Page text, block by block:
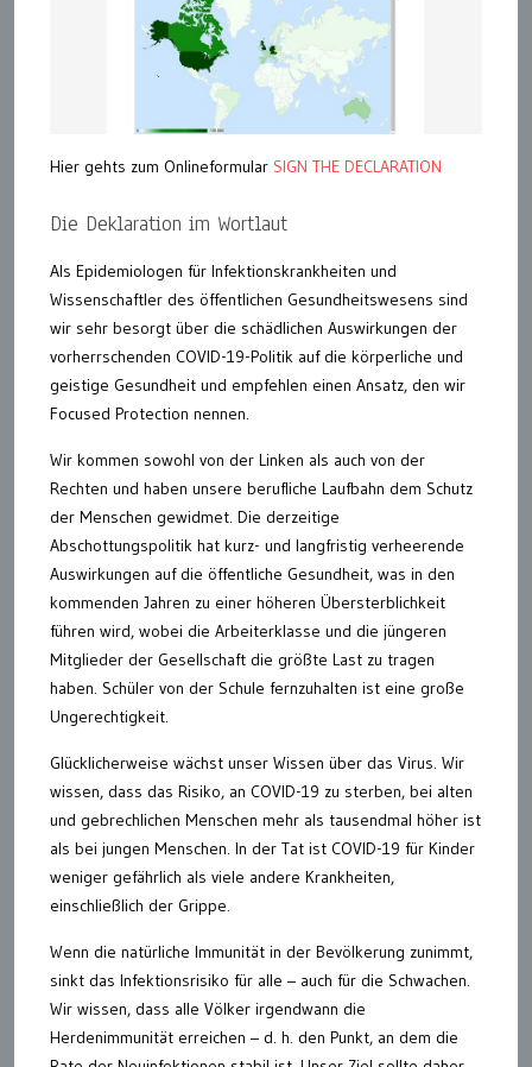
Hier gehts zum Onlineformular SIGN THE DECLARATION
Die Deklaration im Wortlaut
Als Epidemiologen für Infektionskrankheiten und
Wissenschaftler des öffentlichen Gesundheitswesens sind
wir sehr besorgt über die schädlichen Auswirkungen der
vorherrschenden COVID-19-Politik auf die körperliche und
geistige Gesundheit und empfehlen einen Ansatz, den wir
Focused Protection nennen.
Wir kommen sowohl von der Linken als auch von der
Rechten und haben unsere berufliche Laufbahn dem Schutz
der Menschen gewidmet. Die derzeitige
Abschottungspolitik hat kurz- und langfristig verheerende
Auswirkungen auf die öffentliche Gesundheit, was in den
kommenden Jahren zu einer höheren Übersterblichkeit
führen wird, wobei die Arbeiterklasse und die jüngeren
Mitglieder der Gesellschaft die größte Last zu tragen
haben. Schüler von der Schule fernzuhalten ist eine große
Ungerechtigkeit.
Glücklicherweise wächst unser Wissen über das Virus. Wir
wissen, dass das Risiko, an COVID-19 zu sterben, bei alten
und gebrechlichen Menschen mehr als tausendmal höher ist
als bei jungen Menschen. In der Tat ist COVID-19 für Kinder
weniger gefährlich als viele andere Krankheiten,
einschließlich der Grippe.
Wenn die natürliche Immunität in der Bevölkerung zunimmt,
sinkt das Infektionsrisiko für alle – auch für die Schwachen.
Wir wissen, dass alle Völker irgendwann die
Herdenimmunität erreichen – d. h. den Punkt, an dem die